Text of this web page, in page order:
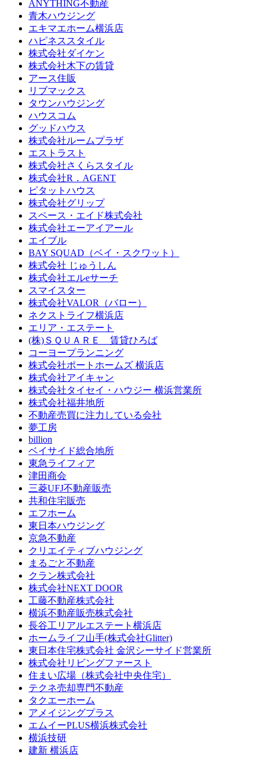
ANYTHING不動産
青木ハウジング
エキマエホーム横浜店
ハピネススタイル
株式会社ダイケン
株式会社木下の賃貸
アース住販
リブマックス
タウンハウジング
ハウスコム
グッドハウス
株式会社ルームプラザ
エストラスト
株式会社さくらスタイル
株式会社R．AGENT
ピタットハウス
株式会社グリップ
スペース・エイド株式会社
株式会社エーアイアール
エイブル
BAY SQUAD（ベイ・スクワット）
株式会社 じゅうしん
株式会社エルeサーチ
スマイスター
株式会社VALOR（バロー）
ネクストライフ横浜店
エリア・エステート
(株)ＳＱＵＡＲＥ 賃貸ひろば
コーヨープランニング
株式会社ポートホームズ 横浜店
株式会社アイキャン
株式会社タイセイ・ハウジー 横浜営業所
株式会社福井地所
不動産売買に注力している会社
夢工房
billion
ベイサイド総合地所
東急ライフィア
津田商会
三菱UFJ不動産販売
共和住宅販売
エフホーム
東日本ハウジング
京急不動産
クリエイティブハウジング
まるごと不動産
クラン株式会社
株式会社NEXT DOOR
工藤不動産株式会社
横浜不動産販売株式会社
長谷工リアルエステート横浜店
ホームライフ山手(株式会社Glitter)
東日本住宅株式会社 金沢シーサイド営業所
株式会社リビングファースト
住まい広場（株式会社中央住宅）
テクネ売却専門不動産
タクエーホーム
アメイジングプラス
エムイーPLUS横浜株式会社
横浜技研
建新 横浜店